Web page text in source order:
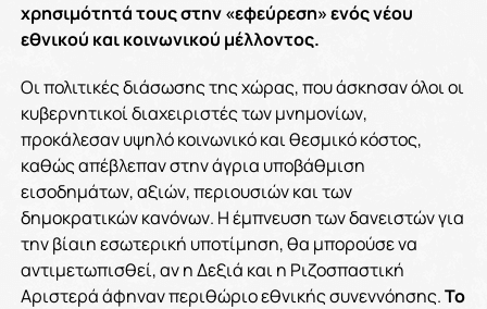
χρησιμότητά τους στην «εφεύρεση» ενός νέου
εθνικού και κοινωνικού μέλλοντος.
Οι πολιτικές διάσωσης της χώρας, που άσκησαν όλοι οι
κυβερνητικοί διαχειριστές των μνημονίων,
προκάλεσαν υψηλό κοινωνικό και θεσμικό κόστος,
καθώς απέβλεπαν στην άγρια υποβάθμιση
εισοδημάτων, αξιών, περιουσιών και των
δημοκρατικών κανόνων. Η έμπνευση των δανειστών για
την βίαιη εσωτερική υποτίμηση, θα μπορούσε να
αντιμετωπισθεί, αν η Δεξιά και η Ριζοσπαστική
Αριστερά άφηναν περιθώριο εθνικής συνεννόησης.Το